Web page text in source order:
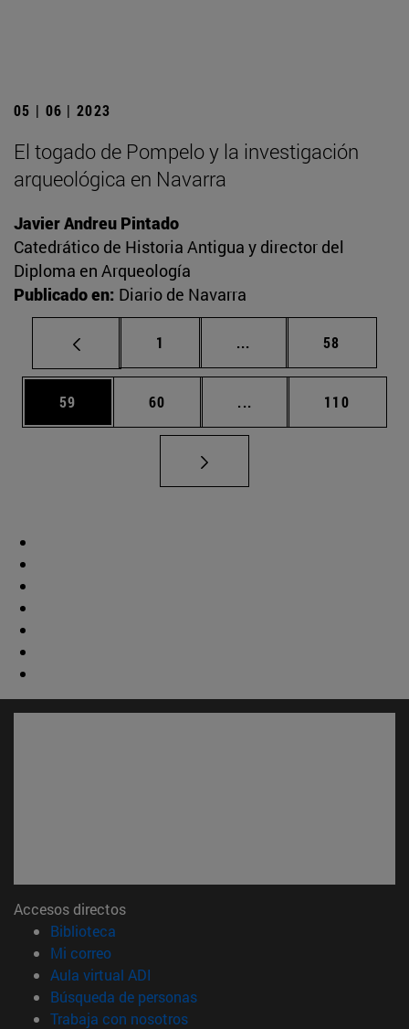
05 | 06 | 2023
El togado de Pompelo y la investigación
arqueológica en Navarra
Javier Andreu Pintado
Catedrático de Historia Antigua y director del
Diploma en Arqueología
Publicado en: Diario de Navarra
Página
1 ... Páginas intermedias
Página
58
Página
59 Página
60 ... Páginas intermedias
Página
110
Accesos directos
Biblioteca
Mi correo(abre en nueva ventana)
Aula virtual ADI
Búsqueda de personas(abre en nueva ventana)
Trabaja con nosotros(abre en nueva ventana)